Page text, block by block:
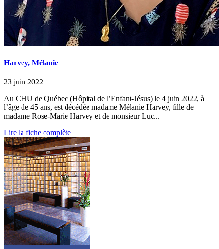
Harvey, Mélanie
23 juin 2022
Au CHU de Québec (Hôpital de l’Enfant-Jésus) le 4 juin 2022, à
l’âge de 45 ans, est décédée madame Mélanie Harvey, fille de
madame Rose-Marie Harvey et de monsieur Luc...
Lire la fiche complète